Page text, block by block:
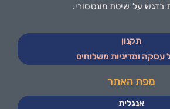
בדגש על שיטת מונטסורי.
תקנון
עסקה ומדיניות משלוחים
מפת האתר
אנגלית